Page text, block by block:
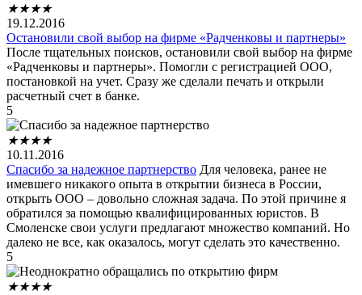
★★★★
19.12.2016
Остановили свой выбор на фирме «Радченковы и партнеры»
После тщательных поисков, остановили свой выбор на фирме
«Радченковы и партнеры». Помогли с регистрацией ООО,
постановкой на учет. Сразу же сделали печать и открыли
расчетный счет в банке.
5
★★★★
10.11.2016
Спасибо за надежное партнерство Для человека, ранее не
имевшего никакого опыта в открытии бизнеса в России,
открыть ООО – довольно сложная задача. По этой причине я
обратился за помощью квалифицированных юристов. В
Смоленске свои услуги предлагают множество компаний. Но
далеко не все, как оказалось, могут сделать это качественно.
5
★★★★